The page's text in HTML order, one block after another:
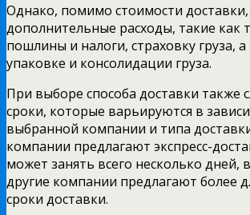
Однако, помимо стоимости доставки,
дополнительные расходы, такие как
пошлины и налоги, страховку груза, а
упаковке и консолидации груза.
При выборе способа доставки также
сроки, которые варьируются в
выбранной компании и типа
компании предлагают экспресс-
может занять всего несколько дней,
другие компании предлагают более
сроки доставки.